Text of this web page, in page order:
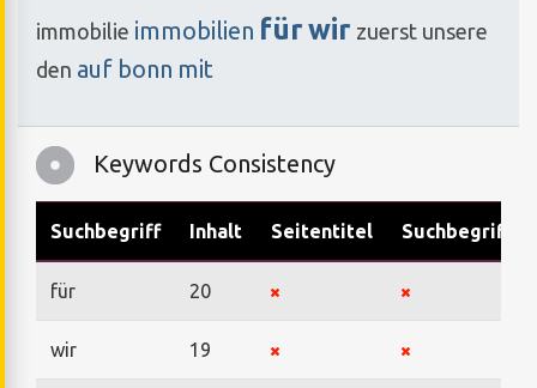
immobilie immobilien fürwir zuerst unsere
den auf bonn mit
Keywords Consistency
Suchbegriff Inhalt Seitentitel Suchbegriffe
für 20
wir 19